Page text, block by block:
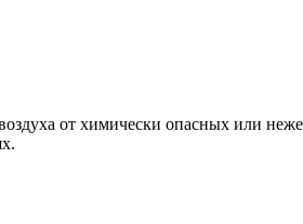
от химически опасных или